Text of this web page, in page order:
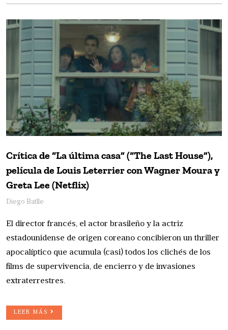
Crítica de “La última casa” (“The Last House”),
película de Louis Leterrier con Wagner Moura y
Greta Lee (Netflix)
Diego Batlle
El director francés, el actor brasileño y la actriz
estadounidense de origen coreano concibieron un thriller
apocalíptico que acumula (casi) todos los clichés de los
films de supervivencia, de encierro y de invasiones
extraterrestres.
LEER MÁS